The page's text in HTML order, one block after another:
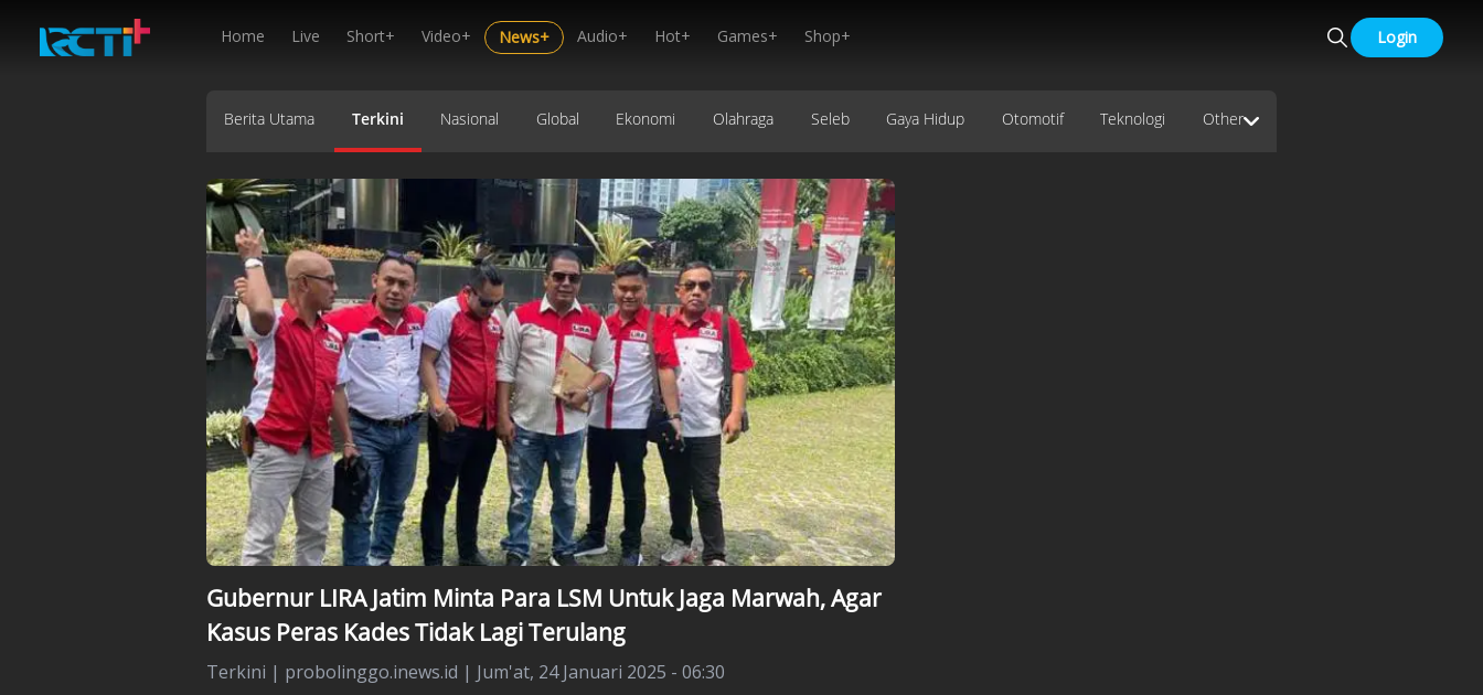
Home Live Short+ Video+ News+ Audio+ Hot+ Games+ Shop+ Login
Berita Utama Terkini Nasional Global Ekonomi Olahraga Seleb Gaya Hidup Otomotif Teknologi Other
Gubernur LIRA Jatim Minta Para LSM Untuk Jaga Marwah, Agar
Kasus Peras Kades Tidak Lagi Terulang
Terkini | probolinggo.inews.id | Jum'at, 24 Januari 2025 - 06:30